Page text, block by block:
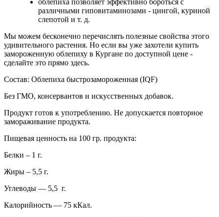
облепиха позволяет эффективно бороться с
различными гиповитаминозами - цингой, куриной
слепотой и т. д.
Мы можем бесконечно перечислять полезные свойства этого
удивительного растения. Но если вы уже захотели купить
замороженную облепиху в Кургане по доступной цене -
сделайте это прямо здесь.
Состав: Облепиха быстрозамороженная (IQF)
Без ГМО, консервантов и искусственных добавок.
Продукт готов к употреблению. Не допускается повторное
замораживание продукта.
Пищевая ценность на 100 гр. продукта:
Белки – 1 г.
Жиры – 5,5 г.
Углеводы — 5,5 г.
Калорийность — 75 кКал.